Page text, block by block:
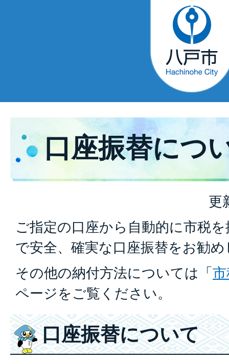
口座振替につ
更
ご指定の口座から自動的に市税
で安全、確実な口座振替をお勧
その他の納付方法については「
ページをご覧ください。
口座振替について